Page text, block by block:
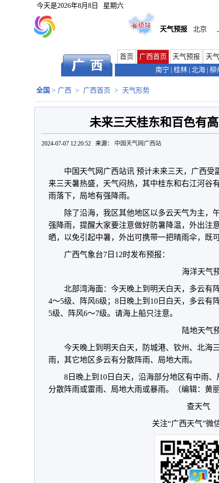
今天是2026年8月8日 星期六
天气预报 北京
首页 广西首页 天气预报
天
南宁
桂林 北海 柳
全国 > 广西 > 广西首页 > 天气形势
未来三天桂东和百色有
2024-07-07 12:20:52 来源： 中国天气网广西站
中国天气网广西站讯 预计未来三天，广西
来三天暑热盛，天气闷热，其中桂东和右江河谷
雨落下，局地有强降雨。
除了沿海，我区其他地区以多云天气为主，
强降雨，提醒大家要注意做好防暑降温，外出注
晒，以免引起中暑，外出可携带一把晴雨伞，既
广西气象台7日12时发布预报：
海洋天气
北部湾海面：今天晚上到明天白天，多云有
4～5级、阵风6级；8日晚上到10日白天，多云有
5级、阵风6～7级。请海上船只注意。
陆地天气
今天晚上到明天白天，防城港、钦州、北海
雨，其它地区多云有分散阵雨、局地大雨。
8日晚上到10日白天，沿海部分地区有中雨
分散阵雨或雷雨、局地大雨或暴雨。（编辑：黄
查天气
关注“广西天气”微